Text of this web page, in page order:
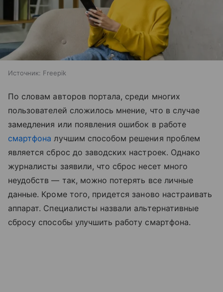
Источник: Freepik
По словам авторов портала, среди многих
пользователей сложилось мнение, что в случае
замедления или появления ошибок в работе
смартфона лучшим способом решения проблем
является сброс до заводских настроек. Однако
журналисты заявили, что сброс несет много
неудобств — так, можно потерять все личные
данные. Кроме того, придется заново настраивать
аппарат. Специалисты назвали альтернативные
сбросу способы улучшить работу смартфона.